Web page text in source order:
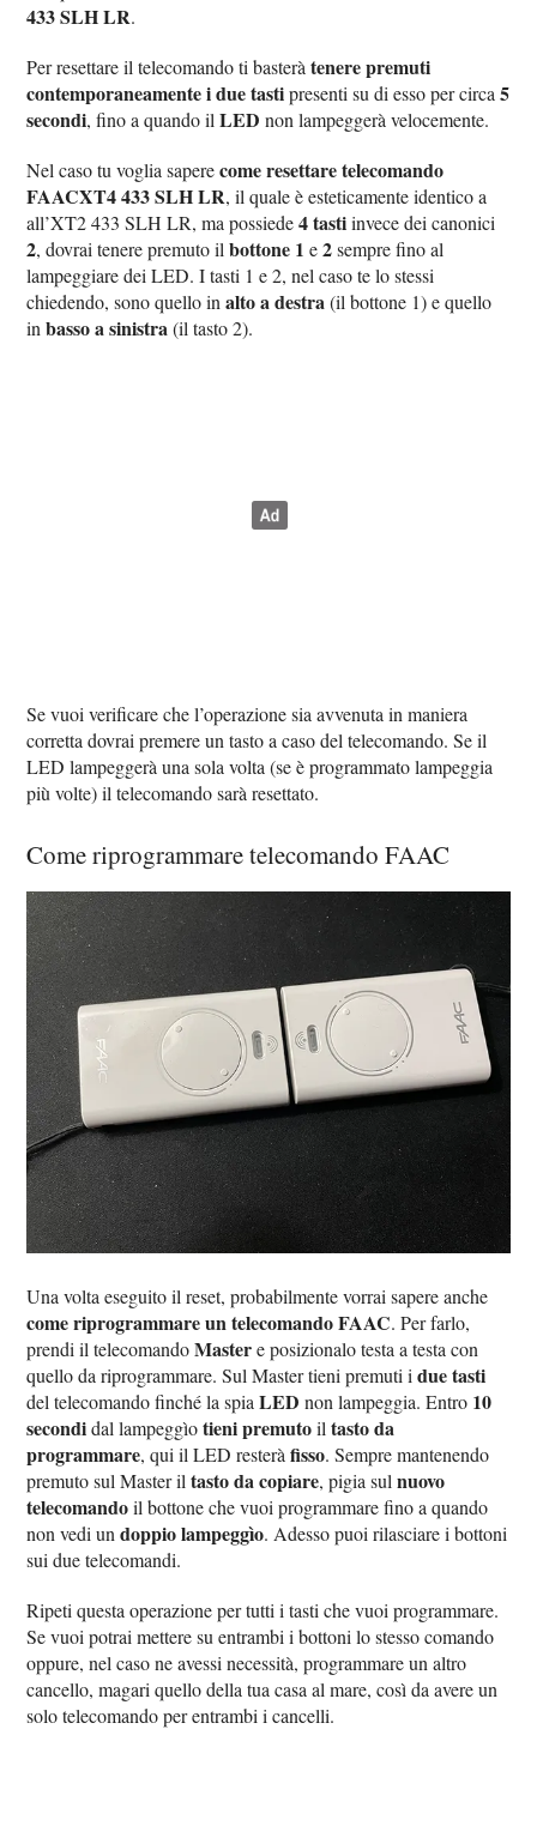
433 SLH LR.
Per resettare il telecomando ti basteràtenere premuti
contemporaneamente i due tastipresenti su di esso per circa5
secondi, fino a quando ilLED non lampeggerà velocemente.
Nel caso tu voglia saperecome resettare telecomando
FAACXT4 433 SLH LR, il quale è esteticamente identico a
all’XT2 433 SLH LR, ma possiede4 tastiinvece dei canonici
2, dovrai tenere premuto ilbottone 1 e2sempre fino al
lampeggiare dei LED. I tasti 1 e 2, nel caso te lo stessi
chiedendo, sono quello inalto a destra(il bottone 1) e quello
inbasso a sinistra(il tasto 2).
Se vuoi verificare che l’operazione sia avvenuta in maniera
corretta dovrai premere un tasto a caso del telecomando. Se il
LED lampeggerà una sola volta (se è programmato lampeggia
più volte) il telecomando sarà resettato.
Come riprogrammare telecomando FAAC
Una volta eseguito il reset, probabilmente vorrai sapere anche
come riprogrammare un telecomando FAAC. Per farlo,
prendi il telecomandoMastere posizionalo testa a testa con
quello da riprogrammare. Sul Master tieni premuti idue tasti
del telecomando finché la spiaLED non lampeggia. Entro 10
secondidal lampeggìotieni premutoiltasto da
programmare, qui il LED resteràfisso. Sempre mantenendo
premuto sul Master iltasto da copiare, pigia sulnuovo
telecomandoil bottone che vuoi programmare fino a quando
non vedi undoppio lampeggìo. Adesso puoi rilasciare i bottoni
sui due telecomandi.
Ripeti questa operazione per tutti i tasti che vuoi programmare.
Se vuoi potrai mettere su entrambi i bottoni lo stesso comando
oppure, nel caso ne avessi necessità, programmare un altro
cancello, magari quello della tua casa al mare, così da avere un
solo telecomando per entrambi i cancelli.